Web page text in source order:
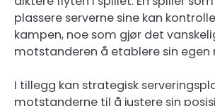
plassere serverne sine kan
kampen, noe som gjør det
motstanderen å etablere sin egen
I tillegg kan strategisk
motstanderne til å justere sin